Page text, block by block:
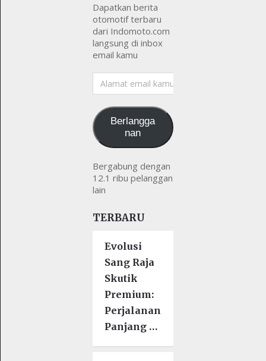
Dapatkan berita
otomotif terbaru
dari Indomoto.com
langsung di inbox
email kamu
Alamat
email
Berlangga
nan
Bergabung dengan
12.1 ribu pelanggan
lain
TERBARU
Evolusi
Sang Raja
Skutik
Premium:
Perjalanan
Panjang …